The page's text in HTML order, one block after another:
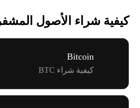
كيفية شراء الأصول
Bitcoin
كيفية شراء BTC